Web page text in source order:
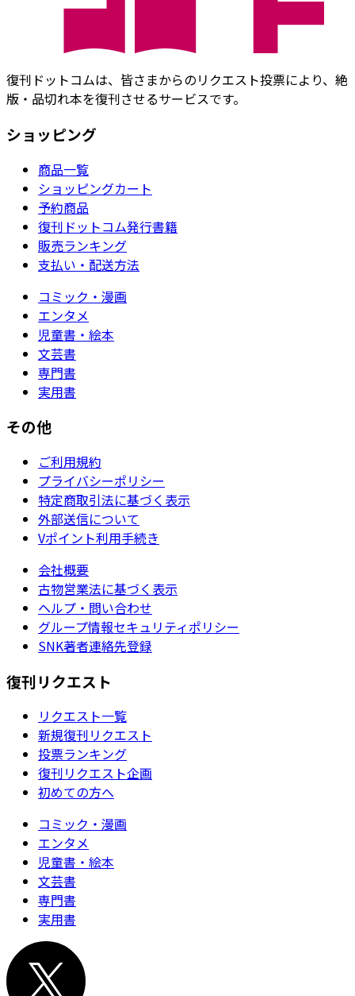
復刊ドットコムは、皆さまからのリクエスト投票により、絶
版・品切れ本を復刊させるサービスです。
ショッピング
商品一覧
ショッピングカート
予約商品
復刊ドットコム発行書籍
販売ランキング
支払い・配送方法
コミック・漫画
エンタメ
児童書・絵本
文芸書
専門書
実用書
その他
ご利用規約
プライバシーポリシー
特定商取引法に基づく表示
外部送信について
Vポイント利用手続き
会社概要
古物営業法に基づく表示
ヘルプ・問い合わせ
グループ情報セキュリティポリシー
SNK著者連絡先登録
復刊リクエスト
リクエスト一覧
新規復刊リクエスト
投票ランキング
復刊リクエスト企画
初めての方へ
コミック・漫画
エンタメ
児童書・絵本
文芸書
専門書
実用書